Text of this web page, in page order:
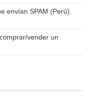
envían SPAM (Perú).
vender un